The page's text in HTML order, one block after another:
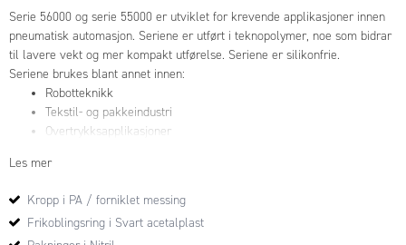
Serie 56000 og serie 55000 er utviklet for krevende applikasjoner innen
pneumatisk automasjon. Seriene er utført i teknopolymer, noe som bidrar
til lavere vekt og mer kompakt utførelse. Seriene er silikonfrie.
Seriene brukes blant annet innen:
Robotteknikk
Tekstil- og pakkeindustri
Overtrykksapplikasjoner
Vakuumapplikasjoner
Les mer
Kropp i PA / forniklet messing
Frikoblingsring i Svart acetalplast